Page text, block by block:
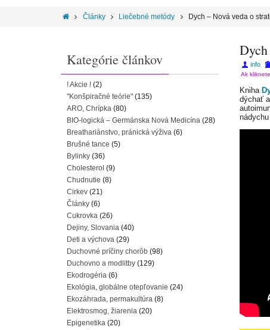
Články Liečebné metódy Dych – Nová veda o
info
Ak
Kniha
dýchať
Kategórie článkov
! Akcie ! (2)
"Konšpiračné teórie" (135)
ARO, Chrípka (80)
BIO-logická – Germánska Nová Medicína (28)
Breathariánstvo, pránická výživa (6)
Brušné tance (5)
Bylinky (36)
Cholesterol (9)
Chudnutie (8)
Cirkev (21)
Články (6)
Cukrovka (26)
Dejiny, Slovania (40)
Deti a výchova (29)
Duchovné príčiny chorôb (98)
Duchovno a modlitby (129)
Ekodrogéria (6)
Ekológia, globálne otepľovanie (24)
Ekozáhrada, permakultúra (8)
Elektrosmog, žiarenia (20)
Epigenetika (20)